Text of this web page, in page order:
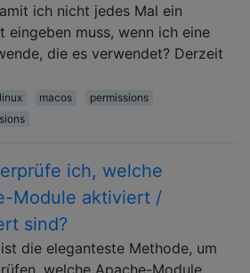
ich nicht jedes Mal ein
eingeben muss, wenn ich eine
die es verwendet? Derzeit
linux macos
permissions
ich, welche
Module aktiviert /
sind?
die eleganteste Methode, um
welche Apache-Module